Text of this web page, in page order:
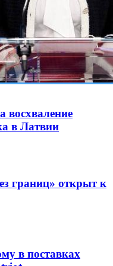
восхваление
в Латвии
границ» открыт к
в поставках